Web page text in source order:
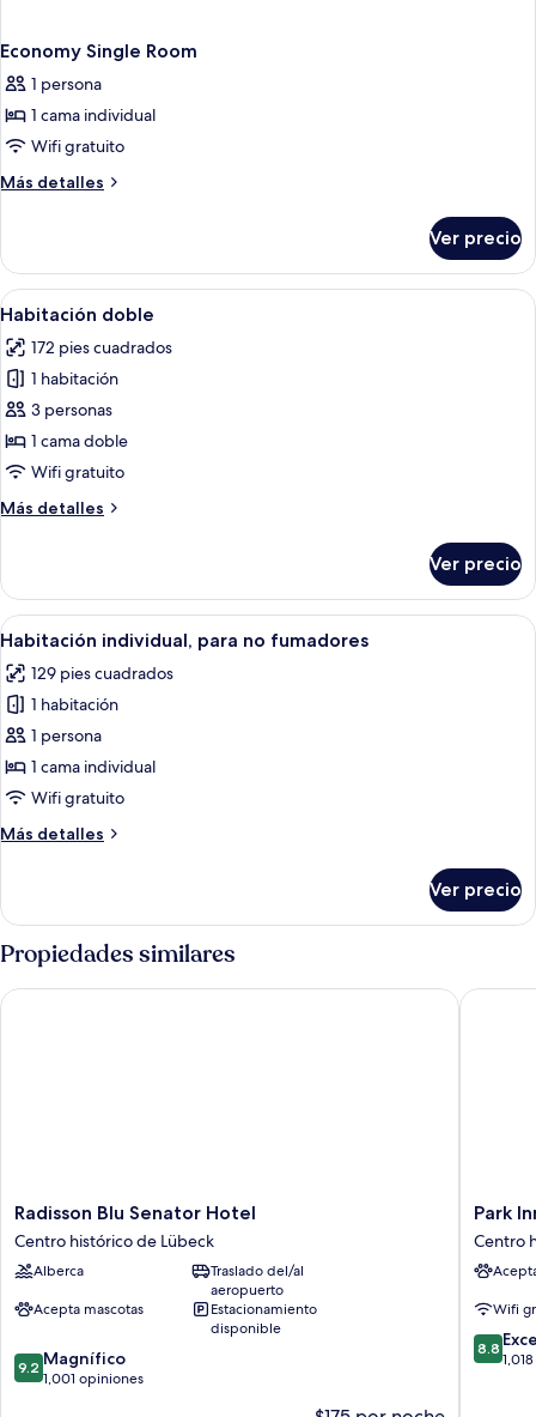
Economy Single Room
1 persona
1 cama individual
Wifi gratuito
Más detalles
Más
Single
Room
Ver precio
Abrir
todas
las
fotos
de
Habitación
doble
Una cama doble con cabecera
12
Habitación doble
172 pies cuadrados
1 habitación
3 personas
1 cama doble
Wifi gratuito
Más detalles
Más
doble
Ver precio
Abrir
todas
las
fotos
de
Habitación
individual,
no
Habitación de hotel con cama,
6
Habitación individual, para no fumadores
129 pies cuadrados
1 habitación
1 persona
1 cama individual
Wifi gratuito
Más detalles
Más
individual,
para
no
fumadores
Ver precio
Propiedades similares
Radisson
Blu
Senator
Hotel
histórico
Lübeck
Radisson Blu Senator Hotel
Centro histórico de Lübeck
Alberca
Traslado del/al
aeropuerto
Acepta mascotas
Estacionamiento
disponible
9.2
de
9.2 Magnífico
1,001 opiniones
Radisson Blu Senator Hotel
Park
Inn
by
Centro
histórico
de
Park
Centro
Wifi
8.8
de
8.8
Park Inn